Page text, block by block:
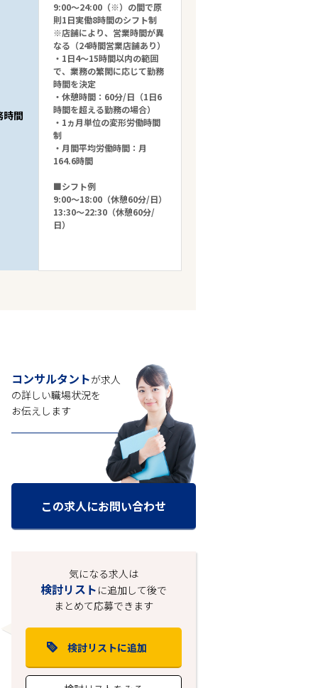
時間
9:00～24:00（※）の間で原
則1日実働8時間のシフト制
※店舗により、営業時間が異
なる（24時間営業店舗あり）
・1日4～15時間以内の範囲
で、業務の繁閑に応じて勤務
時間を決定
・休憩時間：60分/日（1日6
時間を超える勤務の場合）
・1ヵ月単位の変形労働時間
制
・月間平均労働時間：月
164.6時間
■シフト例
9:00～18:00（休憩60分/日）
13:30～22:30（休憩60分/
日）
コンサルタントが求人
の詳しい職場状況を
お伝えします
この求人にお問い合わせ
気になる求人は
検討リスト に追加して後で
まとめて応募できます
検討リストに追加